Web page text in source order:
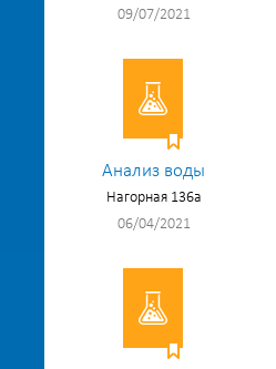
09/07/2021
Анализ воды
Нагорная 136а
06/04/2021